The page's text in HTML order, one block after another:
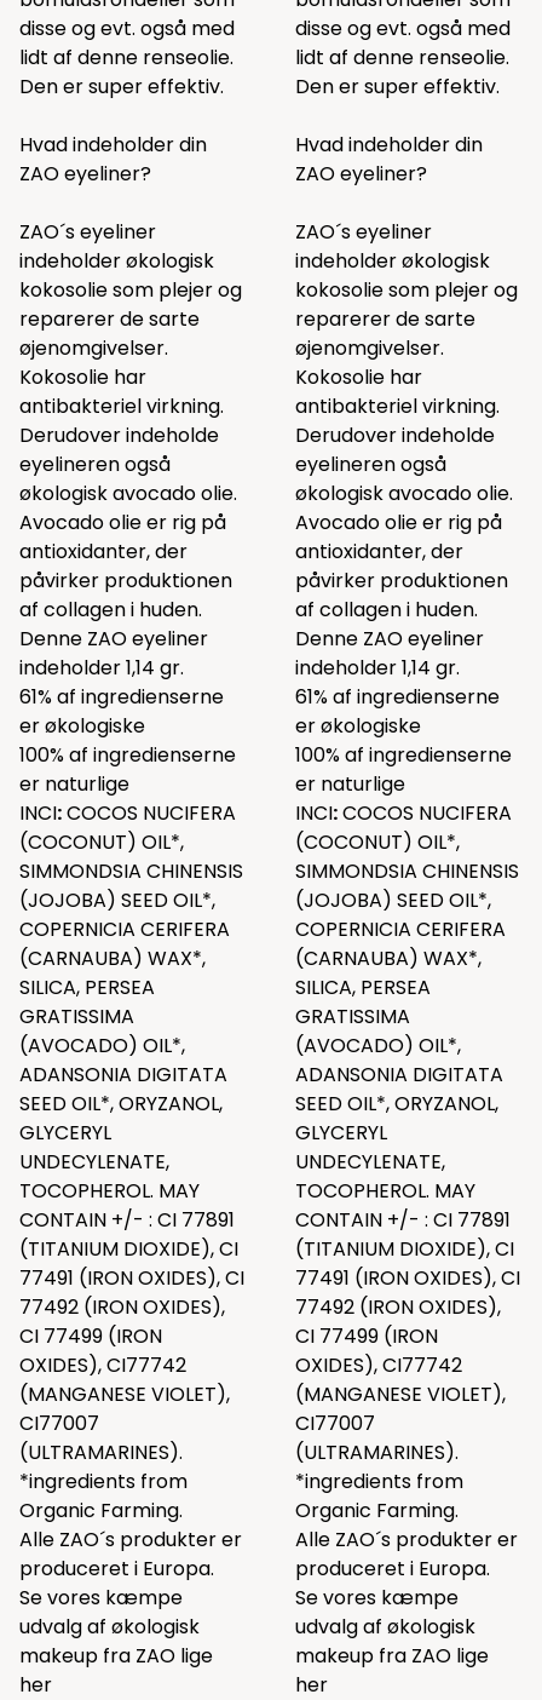
disseog evt. også med
lidt af denne renseolie.
Den er super effektiv.
Hvad indeholder din
ZAO eyeliner?
ZAO´s eyeliner
indeholder økologisk
kokosolie som plejer og
reparerer de sarte
øjenomgivelser.
Kokosolie har
antibakteriel virkning.
Derudover indeholde
eyelineren også
økologisk avocado olie.
Avocado olie er rig på
antioxidanter, der
påvirker produktionen
af collagen i huden.
Denne ZAO eyeliner
indeholder 1,14 gr.
61% af ingredienserne
er økologiske
100% af ingredienserne
er naturlige
INCI:COCOS NUCIFERA
(COCONUT) OIL*,
SIMMONDSIA CHINENSIS
(JOJOBA) SEED OIL*,
COPERNICIA CERIFERA
(CARNAUBA) WAX*,
SILICA, PERSEA
GRATISSIMA
(AVOCADO) OIL*,
ADANSONIA DIGITATA
SEED OIL*, ORYZANOL,
GLYCERYL
UNDECYLENATE,
TOCOPHEROL. MAY
CONTAIN +/- : CI 77891
(TITANIUM DIOXIDE), CI
77491 (IRON OXIDES), CI
77492 (IRON OXIDES),
CI 77499 (IRON
OXIDES), CI77742
(MANGANESE VIOLET),
CI77007
(ULTRAMARINES).
*ingredients from
Organic Farming.
Alle ZAO´s produkter er
produceret i Europa.
Se vores kæmpe
udvalg af økologisk
makeup fra ZAO lige
her
disseog evt. også med
lidt af denne renseolie.
Den er super effektiv.
Hvad indeholder din
ZAO eyeliner?
ZAO´s eyeliner
indeholder økologisk
kokosolie som plejer og
reparerer de sarte
øjenomgivelser.
Kokosolie har
antibakteriel virkning.
Derudover indeholde
eyelineren også
økologisk avocado olie.
Avocado olie er rig på
antioxidanter, der
påvirker produktionen
af collagen i huden.
Denne ZAO eyeliner
indeholder 1,14 gr.
61% af ingredienserne
er økologiske
100% af ingredienserne
er naturlige
INCI:COCOS NUCIFERA
(COCONUT) OIL*,
SIMMONDSIA CHINENSIS
(JOJOBA) SEED OIL*,
COPERNICIA CERIFERA
(CARNAUBA) WAX*,
SILICA, PERSEA
GRATISSIMA
(AVOCADO) OIL*,
ADANSONIA DIGITATA
SEED OIL*, ORYZANOL,
GLYCERYL
UNDECYLENATE,
TOCOPHEROL. MAY
CONTAIN +/- : CI 77891
(TITANIUM DIOXIDE), CI
77491 (IRON OXIDES), CI
77492 (IRON OXIDES),
CI 77499 (IRON
OXIDES), CI77742
(MANGANESE VIOLET),
CI77007
(ULTRAMARINES).
*ingredients from
Organic Farming.
Alle ZAO´s produkter er
produceret i Europa.
Se vores kæmpe
udvalg af økologisk
makeup fra ZAO lige
her